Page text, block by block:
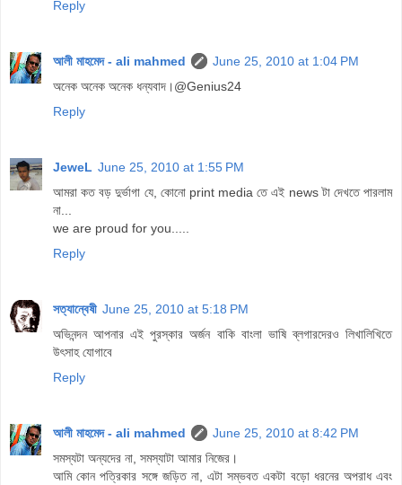
Reply
আলী মাহমেদ - ali mahmed
June 25, 2010 at 1:04 PM
অনেক অনেক অনেক ধন্যবাদ।@Genius24
Reply
JeweL June 25, 2010 at 1:55 PM
আমরা কত বড় দুর্ভাগা যে, কোনো print media তে এই news টা দেখতে পারলাম
না...
we are proud for you.....
Reply
সত্যান্বেষী June 25, 2010 at 5:18 PM
অভিনন্দন আপনার এই পুরস্কার অর্জন বাকি বাংলা ভাষি ব্লগারদেরও লিখালিখিতে
উৎসাহ যোগাবে
Reply
আলী মাহমেদ - ali mahmed
June 25, 2010 at 8:42 PM
সমস্যটা অন্যদের না, সমস্যাটা আমার নিজের।
আমি কোন পত্রিকার সঙ্গে জড়িত না, এটা সম্ভবত একটা বড়ো ধরনের অপরাধ এবং